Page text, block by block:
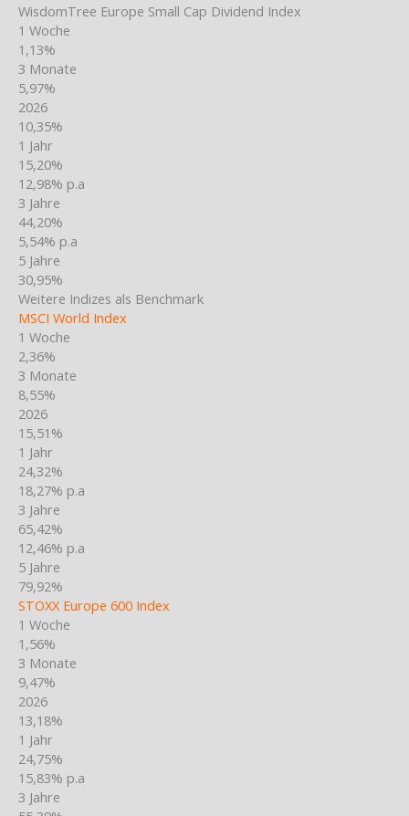
WisdomTree Europe Small Cap Dividend Index
1 Woche
1,13%
3 Monate
5,97%
2026
10,35%
1 Jahr
15,20%
12,98% p.a
3 Jahre
44,20%
5,54% p.a
5 Jahre
30,95%
Weitere Indizes als Benchmark
MSCI World Index
1 Woche
2,36%
3 Monate
8,55%
2026
15,51%
1 Jahr
24,32%
18,27% p.a
3 Jahre
65,42%
12,46% p.a
5 Jahre
79,92%
STOXX Europe 600 Index
1 Woche
1,56%
3 Monate
9,47%
2026
13,18%
1 Jahr
24,75%
15,83% p.a
3 Jahre